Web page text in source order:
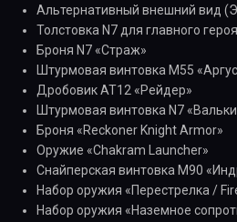
Альтернативный внешний вид
Толстовка N7 для главного героя
Броня N7 «Страж»
Штурмовая винтовка М55
Дробовик АТ12 «Рейдер»
Штурмовая винтовка N7
Броня «Reckoner Knight Armor»
Оружие «Chakram Launcher»
Снайперская винтовка M90
Набор оружия «Перестрелка /
Набор оружия «Наземное